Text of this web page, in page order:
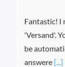
Fantastic! I
'Versand'.
be
answere [...]